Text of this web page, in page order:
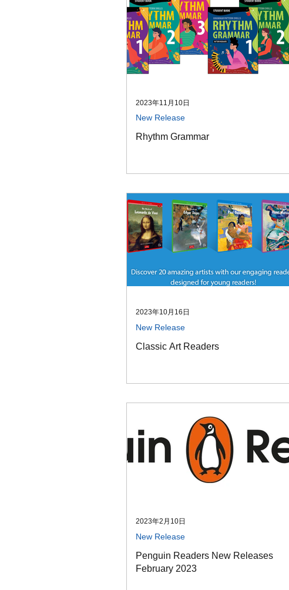
Rhythm Grammar
New Release
2023年11月10日
Classic Art Readers
New Release
2023年10月16日
Penguin Readers New Releases
February 2023
New Release
2023年2月10日